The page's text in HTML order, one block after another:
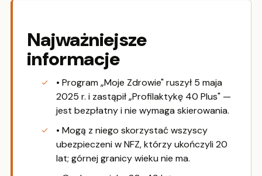
Najważniejsze
informacje
• Program „Moje Zdrowie" ruszył 5 maja
2025 r. i zastąpił „Profilaktykę 40 Plus" —
jest bezpłatny i nie wymaga skierowania.
• Mogą z niego skorzystać wszyscy
ubezpieczeni w NFZ, którzy ukończyli 20
lat; górnej granicy wieku nie ma.